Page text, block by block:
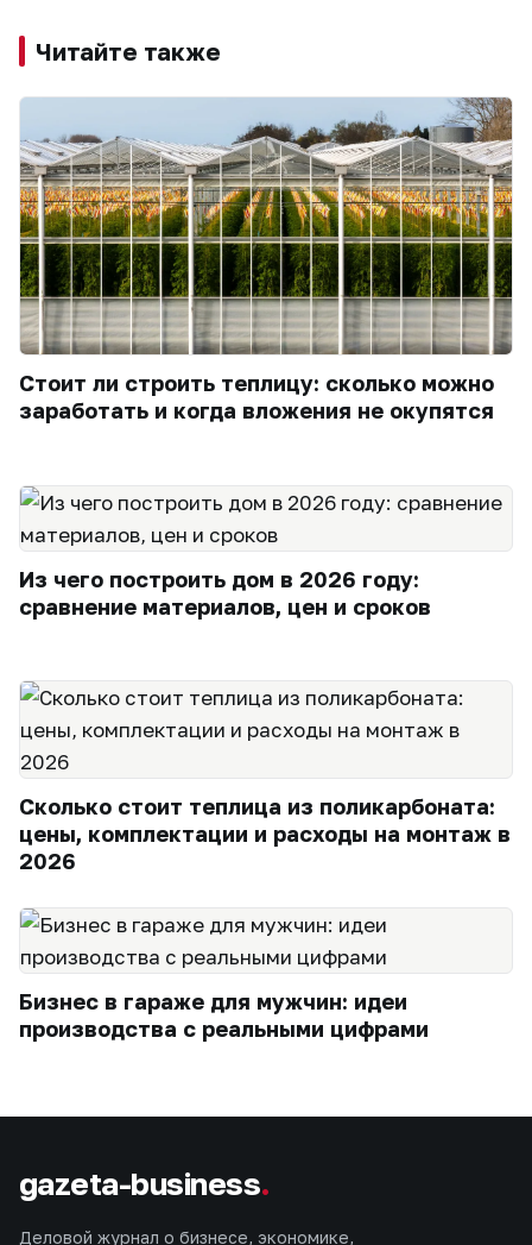
Читайте также
Стоит ли строить теплицу: сколько можно
заработать и когда вложения не окупятся
Из чего построить дом в 2026 году:
сравнение материалов, цен и сроков
Сколько стоит теплица из поликарбоната:
цены, комплектации и расходы на монтаж в
2026
Бизнес в гараже для мужчин: идеи
производства с реальными цифрами
gazeta-business.
Деловой журнал о бизнесе, экономике,